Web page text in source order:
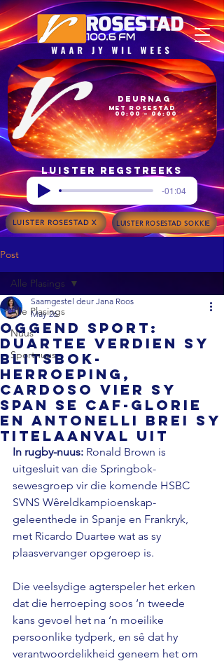
00:00 – 06:00
met Rosestad
Deurnag
Luister regstreeks
-01:04
LUISTER ROSESTAD X LUISTER ROSESTAD SOKKIE
Post
Alle Plasings
Nuus
Sportnuus
Alle Plasings
OGGEND SPORT:
Duartee verdien sy
Blitsbok-
herroeping,
Cardoso vier sy
span se CAF-glorie
en Antonelli brei sy
titelaanval uit
Saamgestel deur Jana Roos
May 26
In rugby-nuus: Ronald Brown is
uitgesluit van die Springbok-
sewesgroep vir die komende HSBC
SVNS Wêreldkampioenskap-
geleenthede in Spanje en Frankryk,
met Ricardo Duartee wat as sy
plaasvervanger opgeroep is.
Die veelsydige agterspeler het erken
dat die herroeping soos ‘n tweede
kans gevoel het na ‘n moeilike
persoonlike tydperk, en sê dat hy
verantwoordelikheid geneem het om